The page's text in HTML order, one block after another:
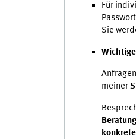
Für
Sie
meiner